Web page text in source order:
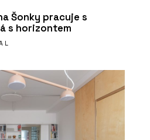
Šonky pracuje s
s horizontem